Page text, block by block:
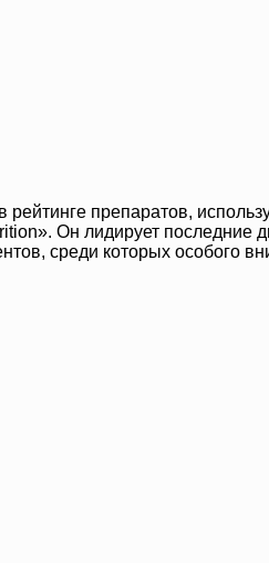
препаратов,
Он лидирует последние
среди которых особого